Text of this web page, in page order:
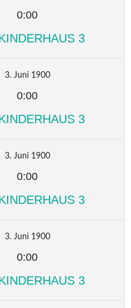
0:00
3
3. Juni 1900
0:00
3
3. Juni 1900
0:00
3
3. Juni 1900
0:00
3